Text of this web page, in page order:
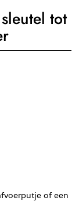
tot
of een